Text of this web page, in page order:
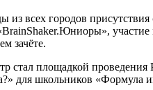
из всех городов
зачёте.
площадкой проведения
для школьников «Формула